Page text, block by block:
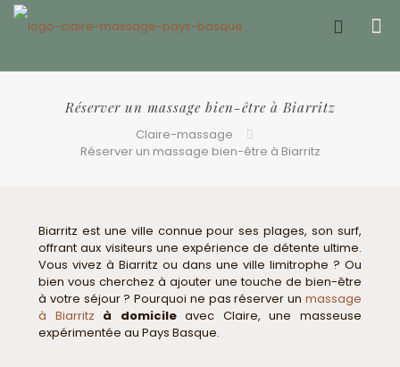
Réserver un massage bien-être à Biarritz
Claire-massage
Réserver un massage bien-être à Biarritz
Biarritz est une ville connue pour ses plages, son surf,
offrant aux visiteurs une expérience de détente ultime.
Vous vivez à Biarritz ou dans une ville limitrophe ? Ou
bien vous cherchez à ajouter une touche de bien-être
à votre séjour ? Pourquoi ne pas réserver un massage
à Biarritz à domicileavec Claire, une masseuse
expérimentée au Pays Basque.
Offrir un bon cadeau ❤️